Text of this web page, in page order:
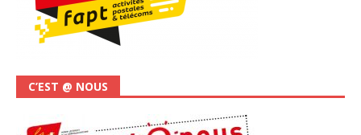
C’EST @ NOUS